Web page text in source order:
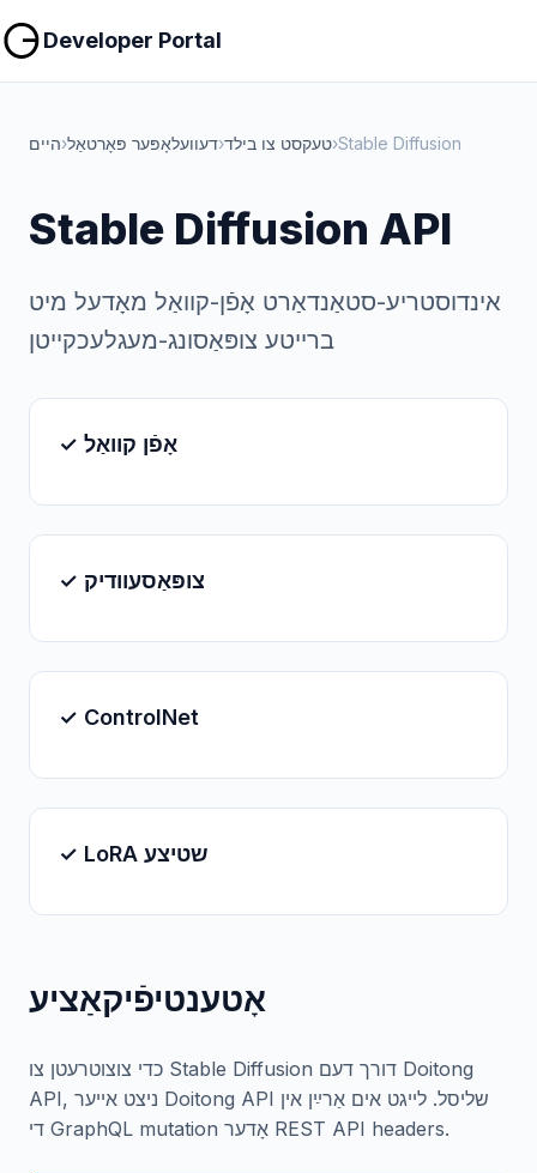
Developer Portal
היים›דעוועלאָפּער פּאָרטאַל›טעקסט צו בילד›Stable Diffusion
Stable Diffusion API
אינדוסטריע-סטאַנדאַרט אָפֿן-קוואַל מאָדעל מיט
ברייטע צופּאַסונג-מעגלעכקייטן
✓ אָפֿן קוואַל
✓ צופּאַסעוודיק
✓ ControlNet
✓ LoRA שטיצע
אָטענטיפֿיקאַציע
כדי צוצוטרעטן צו Stable Diffusion דורך דעם Doitong
API, ניצט אייער Doitong API שליסל. לייגט אים אַרײַן אין
די GraphQL mutation אָדער REST API headers.